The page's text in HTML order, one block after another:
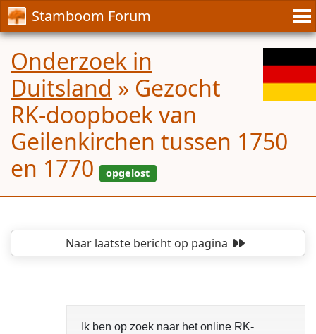
Stamboom Forum
Onderzoek in
Duitsland » Gezocht
RK-doopboek van
Geilenkirchen tussen 1750
en 1770
Naar laatste berichtop pagina
Ik ben op zoek naar het online RK-